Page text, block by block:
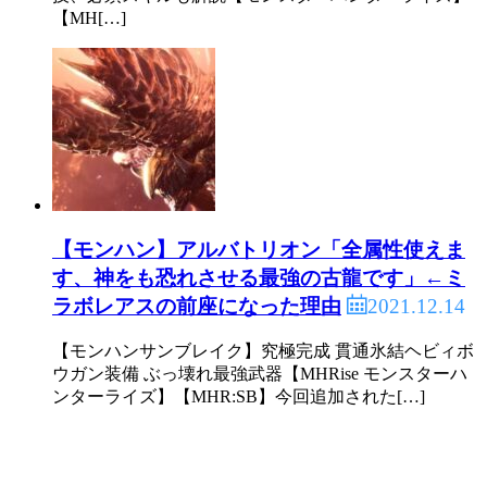
【MH[…]
【モンハン】アルバトリオン「全属性使えま
す、神をも恐れさせる最強の古龍です」←ミ
ラボレアスの前座になった理由
2021.12.14
【モンハンサンブレイク】究極完成 貫通氷結ヘビィボ
ウガン装備 ぶっ壊れ最強武器【MHRise モンスターハ
ンターライズ】【MHR:SB】今回追加された[…]